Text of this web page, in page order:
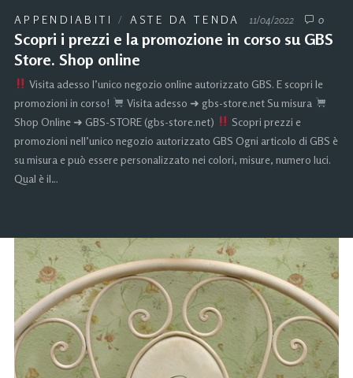
APPENDIABITI / ASTE DA TENDA 11/04/2022 0
Scopri i prezzi e la promozione in corso su GBS
Store. Shop online
Visita adesso l’unico negozio online autorizzato GBS. E scopri le
promozioni in corso!
Visita adesso ➜ gbs-store.net Su misura
Shop Online ➜ GBS-STORE (gbs-store.net)
Scopri prezzi e
promozioni nell’unico negozio autorizzato GBS Ogni articolo di GBS è
su misura e può essere personalizzato nei colori, misure, numero luci.
Qual è il…